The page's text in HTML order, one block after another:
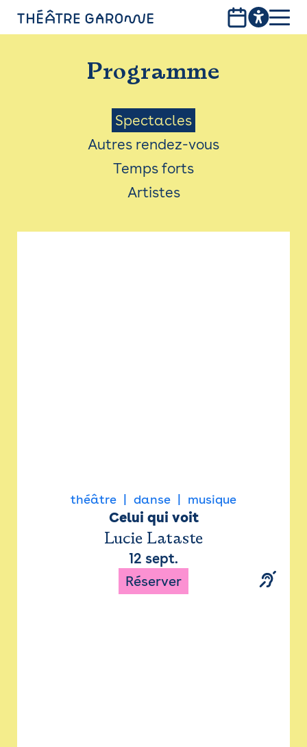
PROGRAMME
INFOS PRATIQUES
AVEC LES PUBLICS
ACCESSIBILITÉ
LES PRODUCTIONS
Programme
Menu
Saison
Spectacles
Autres rendez-vous
Temps forts
Artistes
théâtre danse musique
Celui qui voit
Lucie Lataste
12 sept.
Réserver